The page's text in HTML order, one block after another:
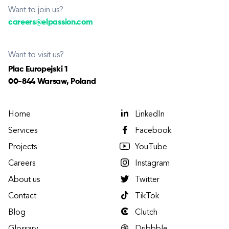
Want to join us?
careers@elpassion.com
Want to visit us?
Plac Europejski 1
00-844 Warsaw, Poland
Home
Services
Projects
Careers
About us
Contact
Blog
LinkedIn
Facebook
YouTube
Instagram
Twitter
TikTok
Clutch